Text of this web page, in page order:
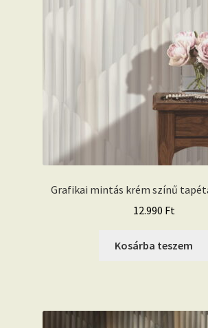
Grafikai mintás krém színű
12.990 Ft
Kosárba teszem